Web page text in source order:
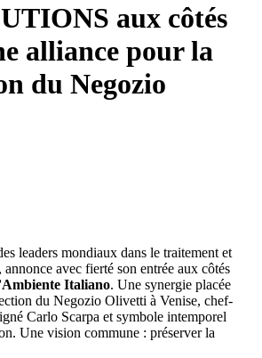
aux côtés
alliance pour la
du Negozio
leaders mondiaux dans le traitement et
annonce avec fierté son entrée aux côtés
Italiano. Une synergie placée
du Negozio Olivetti à Venise, chef-
Carlo Scarpa et symbole intemporel
Une vision commune : préserver la